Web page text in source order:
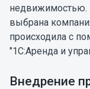
недвижимостью.
выбрана
происходила с
"1С:Аренда и
Внедрение